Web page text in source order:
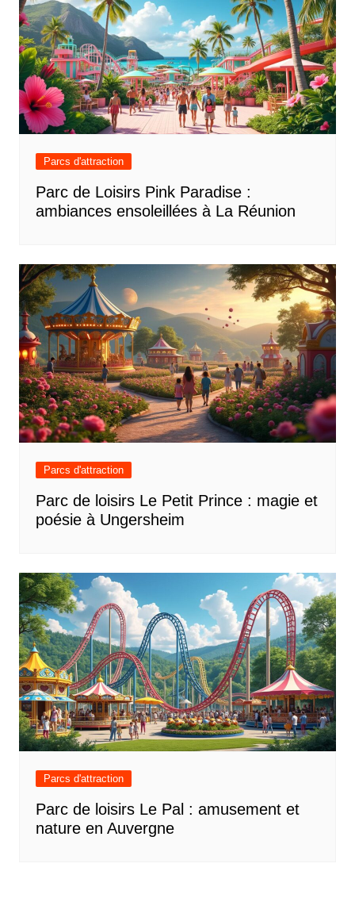
Parcs d'attraction
Parc de Loisirs Pink Paradise :
ambiances ensoleillées à La Réunion
Parcs d'attraction
Parc de loisirs Le Petit Prince : magie et
poésie à Ungersheim
Parcs d'attraction
Parc de loisirs Le Pal : amusement et
nature en Auvergne